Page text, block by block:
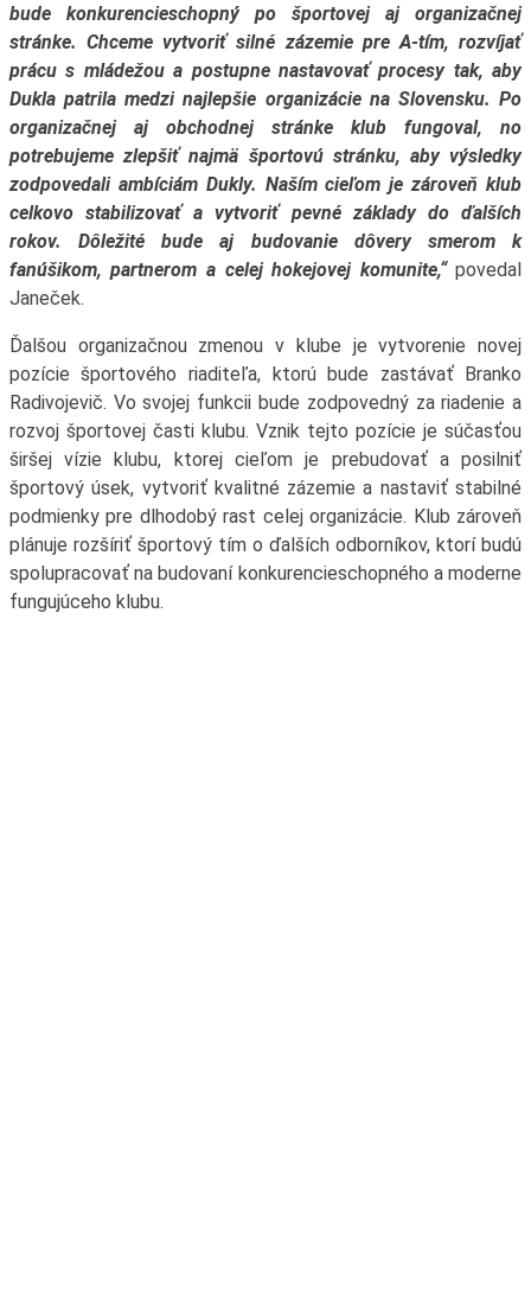
bude konkurencieschopný po športovej aj organizačnej
stránke. Chceme vytvoriť silné zázemie pre A-tím, rozvíjať
prácu s mládežou a postupne nastavovať procesy tak, aby
Dukla patrila medzi najlepšie organizácie na Slovensku. Po
organizačnej aj obchodnej stránke klub fungoval, no
potrebujeme zlepšiť najmä športovú stránku, aby výsledky
zodpovedali ambíciám Dukly. Naším cieľom je zároveň klub
celkovo stabilizovať a vytvoriť pevné základy do ďalších
rokov. Dôležité bude aj budovanie dôvery smerom k
fanúšikom, partnerom a celej hokejovej komunite,“povedal
Janeček.
Ďalšou organizačnou zmenou v klube je vytvorenie novej
pozície športového riaditeľa, ktorú bude zastávať Branko
Radivojevič. Vo svojej funkcii bude zodpovedný za riadenie a
rozvoj športovej časti klubu. Vznik tejto pozície je súčasťou
širšej vízie klubu, ktorej cieľom je prebudovať a posilniť
športový úsek, vytvoriť kvalitné zázemie a nastaviť stabilné
podmienky pre dlhodobý rast celej organizácie. Klub zároveň
plánuje rozšíriť športový tím o ďalších odborníkov, ktorí budú
spolupracovať na budovaní konkurencieschopného a moderne
fungujúceho klubu.